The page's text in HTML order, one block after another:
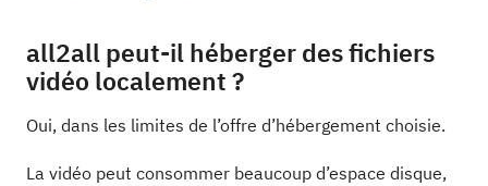
all2all peut-il héberger des fichiers
vidéo localement ?
Oui, dans les limites de l’offre d’hébergement choisie.
La vidéo peut consommer beaucoup d’espace disque,